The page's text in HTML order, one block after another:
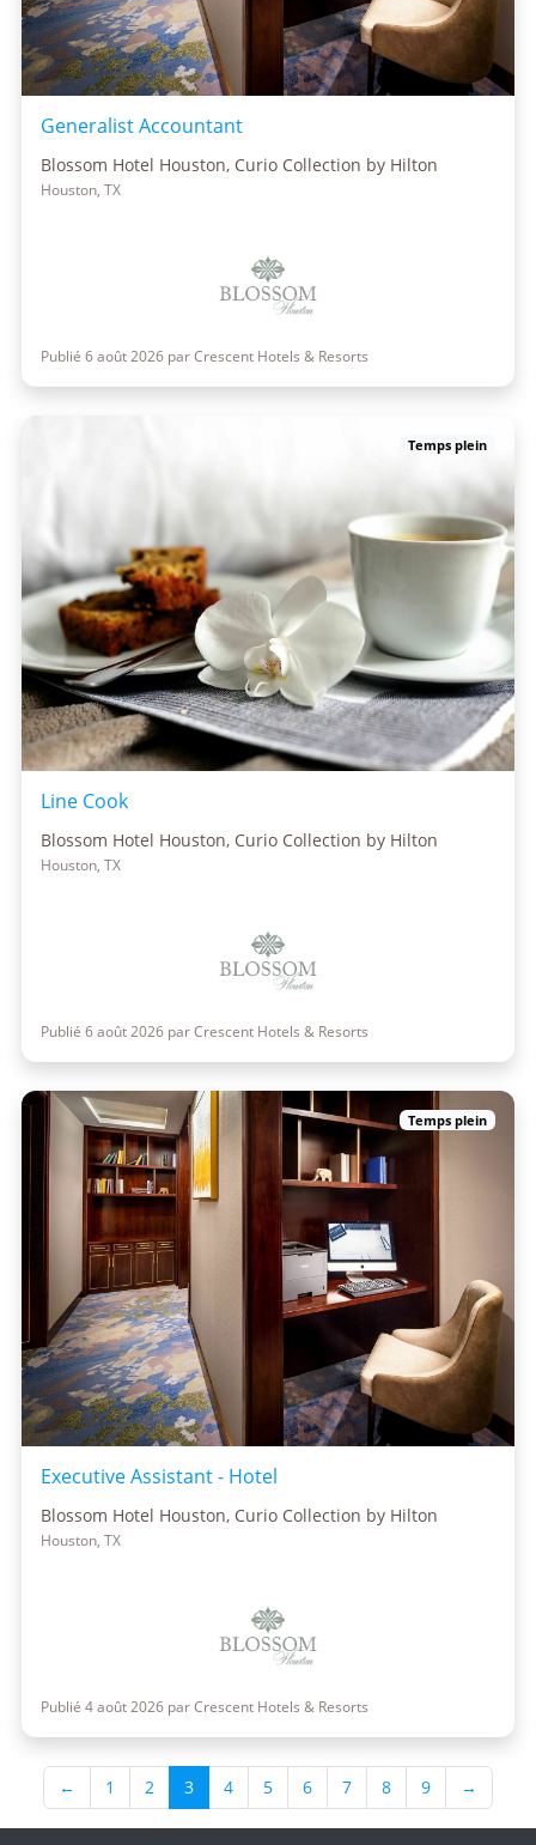
Generalist Accountant
Blossom Hotel Houston, Curio Collection by Hilton
Houston, TX
Publié 6 août 2026 par Crescent Hotels & Resorts
Temps plein
Line Cook
Blossom Hotel Houston, Curio Collection by Hilton
Houston, TX
Publié 6 août 2026 par Crescent Hotels & Resorts
Temps plein
Executive Assistant - Hotel
Blossom Hotel Houston, Curio Collection by Hilton
Houston, TX
Publié 4 août 2026 par Crescent Hotels & Resorts
← 1 2 3 4 5 6 7 8 9 →